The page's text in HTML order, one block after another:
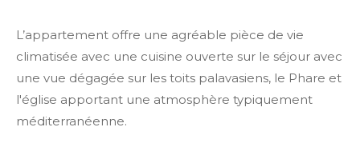
L’appartement offre une agréable pièce de vie
climatisée avec une cuisine ouverte sur le séjour avec
une vue dégagée sur les toits palavasiens, le Phare et
l'église apportant une atmosphère typiquement
méditerranéenne.